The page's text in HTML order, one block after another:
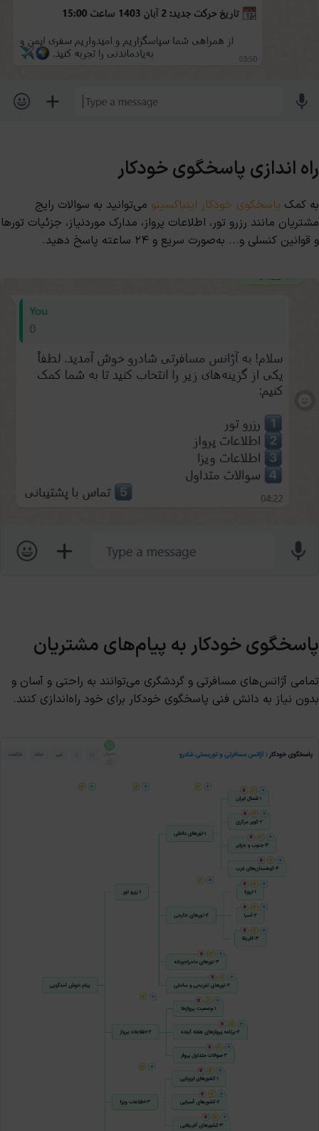
راه اندازی پاسخگوی خودکار
به کمک پاسخگوی خودکار اینباکسینو می‌توانید به سوالات رایج
مشتریان مانند رزرو تور، اطلاعات پرواز، مدارک موردنیاز، جزئیات تورها
و قوانین کنسلی و... به‌صورت سریع و ۲۴ ساعته پاسخ دهید.
پاسخگوی خودکار به پیام‌های مشتریان
تمامی آژانس‌های مسافرتی و گردشگری می‌توانند به راحتی و آسان و
بدون نیاز به دانش فنی پاسخگوی خودکار برای خود راه‌اندازی کنند.